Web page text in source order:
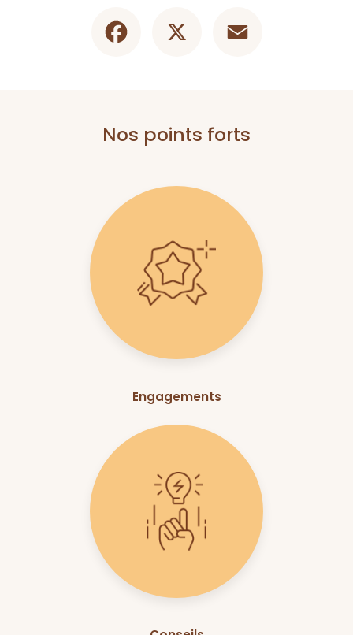
Nos points forts
Engagements